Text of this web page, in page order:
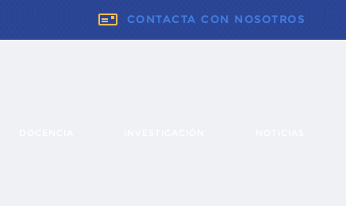
CONTACTA CON NOSOTROS